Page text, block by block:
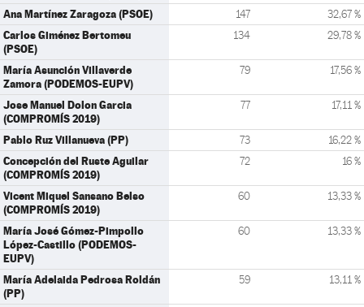
Ana Martínez Zaragoza (PSOE) 147 32,67 %
Carlos Giménez Bertomeu
(PSOE)
134 29,78 %
María Asunción Villaverde
Zamora (PODEMOS-EUPV)
79 17,56 %
Jose Manuel Dolon Garcia
(COMPROMÍS 2019)
77 17,11 %
Pablo Ruz Villanueva (PP) 73 16,22 %
Concepción del Ruste Aguilar
(COMPROMÍS 2019)
72 16 %
Vicent Miquel Sansano Belso
(COMPROMÍS 2019)
60 13,33 %
María José Gómez-Pimpollo
López-Castillo (PODEMOS-
EUPV)
60 13,33 %
María Adelaida Pedrosa Roldán
(PP)
59 13,11 %